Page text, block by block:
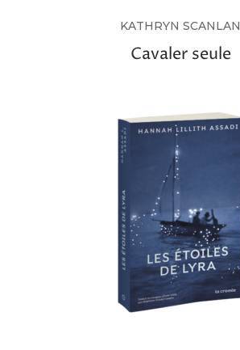
KATHRYN SCANLAN
Cavaler seule